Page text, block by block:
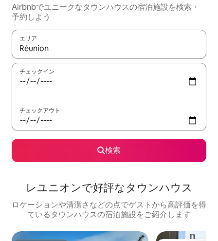
Airbnbでユニークなタウンハウスの宿泊施設を検索・
予約しよう
エリア
検索結果が表示されたら、上下の矢印キーを使って移動するか
チェックイン
チェックアウト
検索
レユニオンで好評なタウンハウス
ロケーションや清潔さなどの点でゲストから高評価を得
ているタウンハウスの宿泊施設をご紹介します